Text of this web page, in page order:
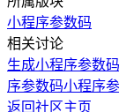
小程序参数码
相关讨论
生成小程序参数
序参数码小程序
返回社区主页